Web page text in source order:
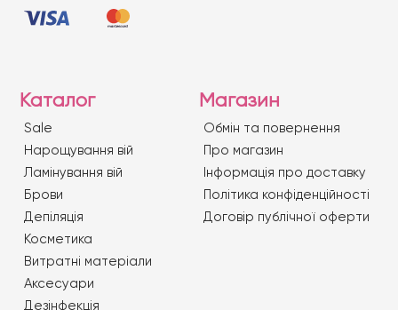
Каталог
Sale
Нарощування вій
Ламінування вій
Брови
Депіляція
Косметика
Витратні матеріали
Аксесуари
Дезінфекція
Магазин
Обмін та повернення
Про магазин
Iнформація про доставку
Політика конфіденційності
Договір публічної оферти